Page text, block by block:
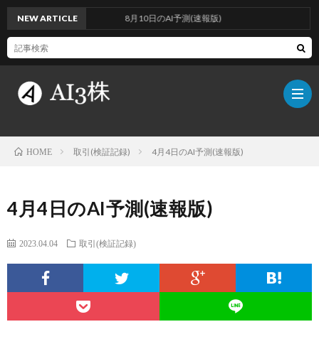
グ
NEW ARTICLE 8月10日のAI予測(速報版)
HOME 取引(検証記録) 4月4日のAI予測(速報版)
4月4日のAI予測(速報版)
2023.04.04 取引(検証記録)